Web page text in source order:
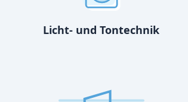
Licht- und Tontechnik